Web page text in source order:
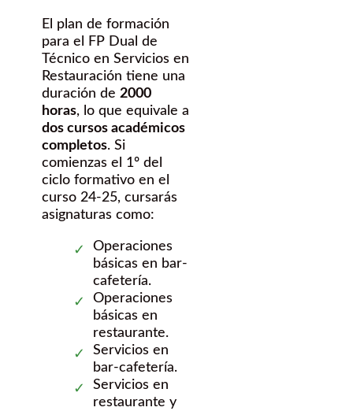
El plan de formación
para el FP Dual de
Técnico en Servicios en
Restauración tiene una
duración de 2000
horas, lo que equivale a
dos cursos académicos
completos. Si
comienzas el 1º del
ciclo formativo en el
curso 24-25, cursarás
asignaturas como:
Operaciones
básicas en bar-
cafetería.
Operaciones
básicas en
restaurante.
Servicios en
bar-cafetería.
Servicios en
restaurante y